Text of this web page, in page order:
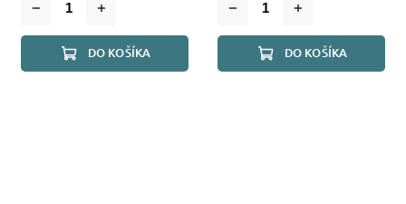
DO KOŠÍKA DO KOŠÍKA